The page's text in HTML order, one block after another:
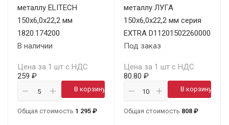
металлу ELITECH
150х6,0х22,2 мм
1820.174200
В наличии
Цена за 1 шт с НДС
259 ₽
В корзину
Общая стоимость 1 295 ₽
металлу ЛУГА
150х6,0х22,2 мм серия
EXTRA D11201502260000
Под заказ
Цена за 1 шт с НДС
80.80 ₽
В корзину
Общая стоимость 808 ₽